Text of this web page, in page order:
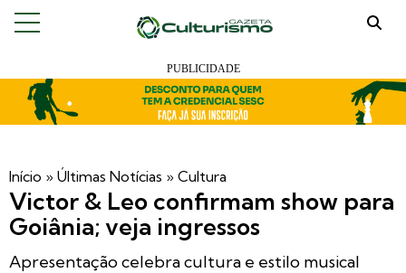
Início » Últimas Notícias » Cultura
Victor & Leo confirmam show para
Goiânia; veja ingressos
Apresentação celebra cultura e estilo musical